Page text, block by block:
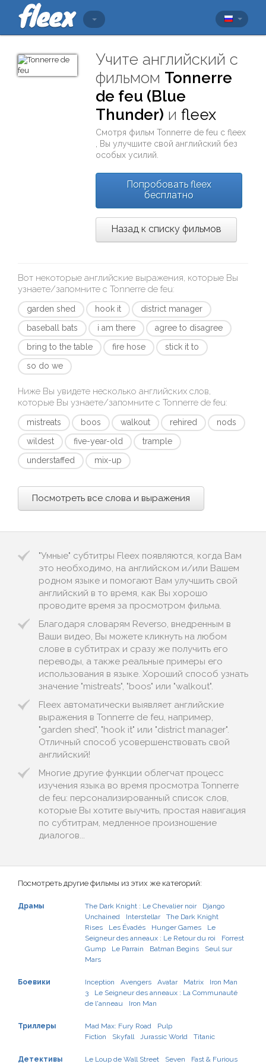
Учите английский с
фильмом Tonnerre
de feu (Blue
Thunder) иfleex
Смотря фильмTonnerre de feu сfleex
, Вы улучшите свой английский без
особых усилий.
Попробовать fleex
бесплатно
Назад к списку фильмов
Вот некоторые английские выражения, которые Вы
узнаете/запомните с Tonnerre de feu:
garden shed hook it
district manager
baseball bats
i am there
agree to disagree
bring to the table
fire hose
stick it to
so do we
Ниже Вы увидете несколько английских слов,
которые Вы узнаете/запомните с Tonnerre de feu:
mistreats boos walkout rehired
nods
wildest
five-year-old
trample
understaffed
mix-up
Посмотреть все слова и выражения
"Умные" субтитры Fleex появляются, когда Вам
это необходимо, на английском и/или Вашем
родном языке и помогают Вам улучшить свой
английский в то время, как Вы хорошо
проводите время за просмотром фильма.
Благодаря словарям Reverso, внедренным в
Ваши видео, Вы можете кликнуть на любом
слове в субтитрах и сразу же получить его
переводы, а также реальные примеры его
использования в языке. Хороший способ узнать
значение "mistreats", "boos" или "walkout".
Fleex автоматически выявляет английские
выражения в Tonnerre de feu, например,
"garden shed", "hook it" или "district manager".
Отличный способ усовершенствовать свой
английский!
Многие другие функции облегчат процесс
изучения языка во время просмотра Tonnerre
de feu: персонализированный список слов,
которые Вы хотите выучить, простая навигация
по субтитрам, медленное произношение
диалогов...
Посмотреть другие фильмы из этих же категорий:
Драмы The Dark Knight : Le Chevalier noir
Django
Unchained
Interstellar
The Dark Knight
Rises
Les Évadés Hunger Games
Le
Seigneur des anneaux : Le Retour du roi
Forrest
Gump
Le Parrain Batman Begins
Seul sur
Mars
Боевики Inception Avengers Avatar Matrix
Iron Man
3
Le Seigneur des anneaux : La Communauté
de l'anneau
Iron Man
Триллеры Mad Max: Fury Road
Pulp
Fiction
Skyfall Jurassic World Titanic
Детективы Le Loup de Wall Street Seven Fast & Furious